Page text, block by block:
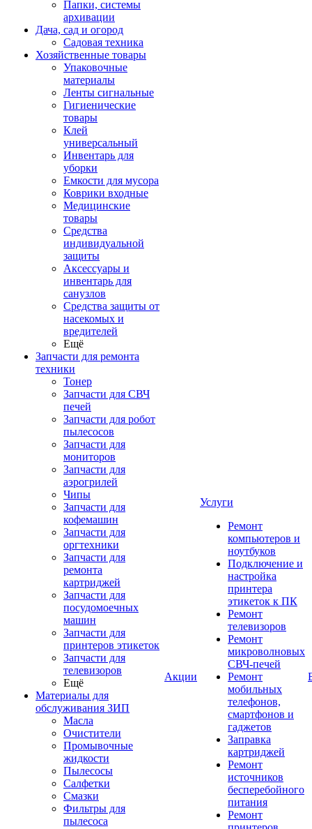
Папки, системы
архивации
Дача, сад и огород
Садовая техника
Хозяйственные товары
Упаковочные
материалы
Ленты сигнальные
Гигиенические
товары
Клей
универсальный
Инвентарь для
уборки
Емкости для мусора
Коврики входные
Медицинские
товары
Средства
индивидуальной
защиты
Аксессуары и
инвентарь для
санузлов
Средства защиты от
насекомых и
вредителей
Ещё
Запчасти для ремонта
техники
Тонер
Запчасти для СВЧ
печей
Запчасти для робот
пылесосов
Запчасти для
мониторов
Запчасти для
аэрогрилей
Чипы
Запчасти для
кофемашин
Запчасти для
оргтехники
Запчасти для
ремонта
картриджей
Запчасти для
посудомоечных
машин
Запчасти для
принтеров этикеток
Запчасти для
телевизоров
Ещё
Материалы для
обслуживания ЗИП
Масла
Очистители
Промывочные
жидкости
Пылесосы
Салфетки
Смазки
Фильтры для
пылесоса
Акции
Услуги
Ремонт
компьютеров и
ноутбуков
Подключение и
настройка
принтера
этикеток к ПК
Ремонт
телевизоров
Ремонт
микроволновых
СВЧ-печей
Ремонт
мобильных
телефонов,
смартфонов и
гаджетов
Заправка
картриджей
Ремонт
источников
бесперебойного
питания
Ремонт